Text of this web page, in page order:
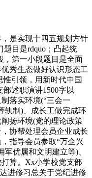
是实现十四五规划方针
题目是rdquo；凸起统
，第一小段题目是全面
秀生态做好认识形态工
惟引领，用新时代中国
述职演讲1500字以
落实环境(“三会一
轨制)、成长工做完成环
扬环境(党的理论政策
协帮处理会员企业成长
指导会员参取“万企兴
优属和文明建立等)、
算。Xx小学校党支部
进修习总关于党纪进修